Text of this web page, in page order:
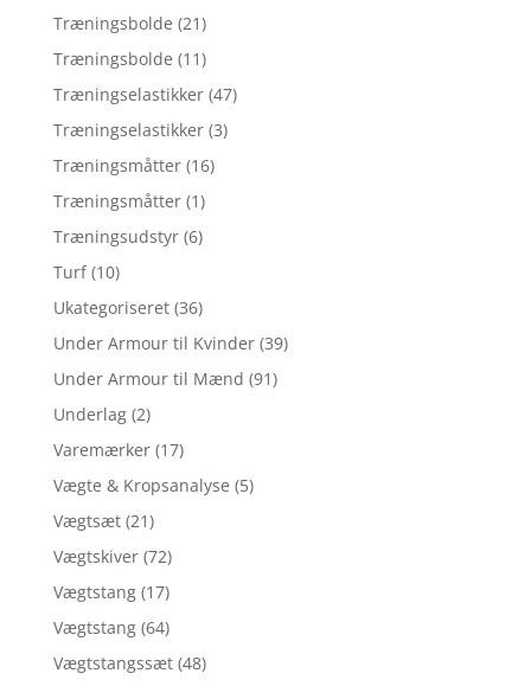
Træningsbolde (21)
Træningsbolde (11)
Træningselastikker (47)
Træningselastikker (3)
Træningsmåtter (16)
Træningsmåtter (1)
Træningsudstyr (6)
Turf (10)
Ukategoriseret (36)
Under Armour til Kvinder (39)
Under Armour til Mænd (91)
Underlag (2)
Varemærker (17)
Vægte & Kropsanalyse (5)
Vægtsæt (21)
Vægtskiver (72)
Vægtstang (17)
Vægtstang (64)
Vægtstangssæt (48)